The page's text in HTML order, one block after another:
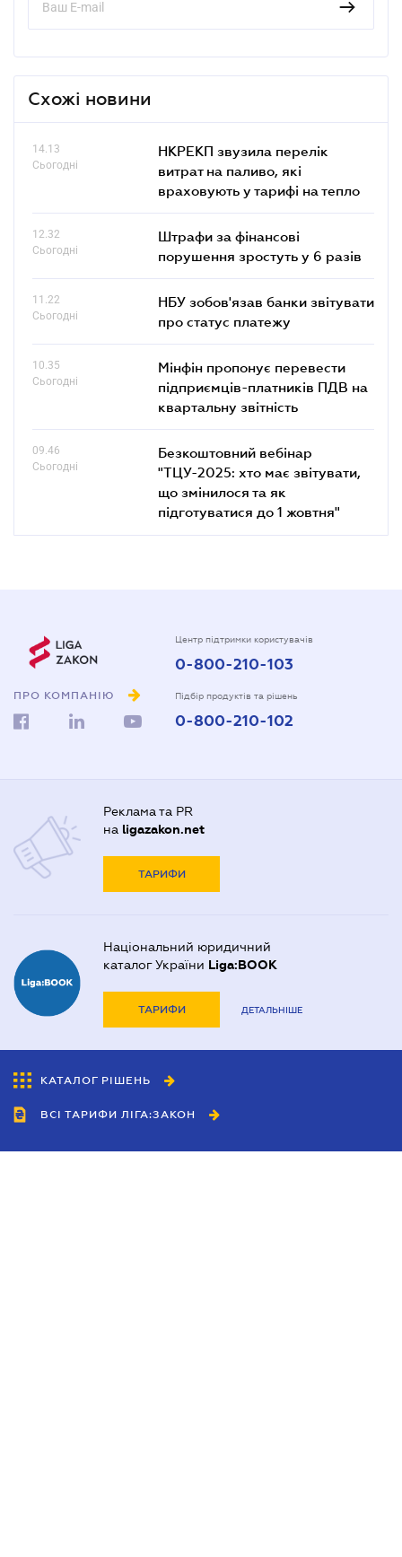
Схожі новини
14.13
Сьогодні
НКРЕКП звузила перелік
витрат на паливо, які
враховують у тарифі на тепло
12.32
Сьогодні
Штрафи за фінансові
порушення зростуть у 6 разів
11.22
Сьогодні
НБУ зобов'язав банки звітувати
про статус платежу
10.35
Сьогодні
Мінфін пропонує перевести
підприємців-платників ПДВ на
квартальну звітність
09.46
Сьогодні
Безкоштовний вебінар
"ТЦУ-2025: хто має звітувати,
що змінилося та як
підготуватися до 1 жовтня"
ПРО КОМПАНІЮ
Центр підтримки користувачів
0-800-210-103
Підбір продуктів та рішень
0-800-210-102
Реклама та PR
на ligazakon.net
ТАРИФИ
Національний юридичний
каталог України Liga:BOOK
ТАРИФИ ДЕТАЛЬНІШЕ
КАТАЛОГ РІШЕНЬ
ВСІ ТАРИФИ ЛІГА:ЗАКОН